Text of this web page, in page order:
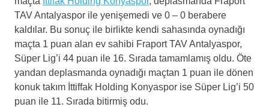
TAV Antalyaspor ile yenişemedi ve 0 – 0 berabere
kaldılar. Bu sonuç ile birlikte kendi sahasında oynadığı
maçta 1 puan alan ev sahibi Fraport TAV Antalyaspor,
Süper Lig’i 44 puan ile 16. Sırada tamamlamış oldu. Öte
yandan deplasmanda oynadığı maçtan 1 puan ile dönen
konuk takım İttiffak Holding Konyaspor ise Süper Lig’i 50
puan ile 11. Sırada bitirmiş odu.